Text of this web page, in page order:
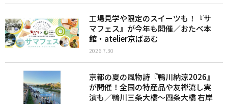
工場見学や限定のスイーツも！『サ
マフェス』が今年も開催／おたべ本
館・atelier京ばあむ
2026.7.30
京都の夏の風物詩『鴨川納涼2026』
が開催！全国の特産品や友禅流し実
演も／鴨川三条大橋〜四条大橋 右岸